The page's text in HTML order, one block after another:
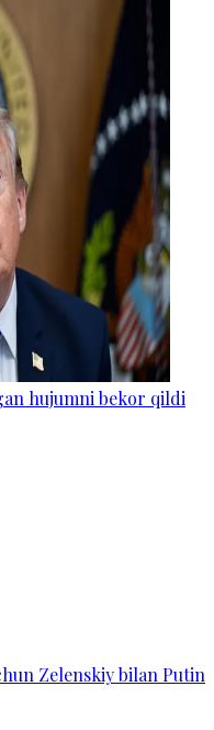
hujumni bekor qildi
Zelenskiy bilan Putin